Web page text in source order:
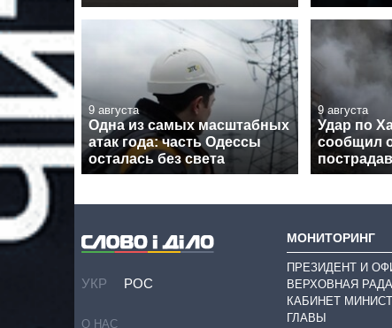
9 августа
Одна из самых масштабных
атак года: часть Одессы
осталась без света
9 августа
Удар по
сообщил
УКР РОС
О НАС
МОНИТОРИНГ
ПРЕЗИДЕНТ И
ВЕРХОВНАЯ РАДА
КАБИНЕТ
ГЛАВЫ